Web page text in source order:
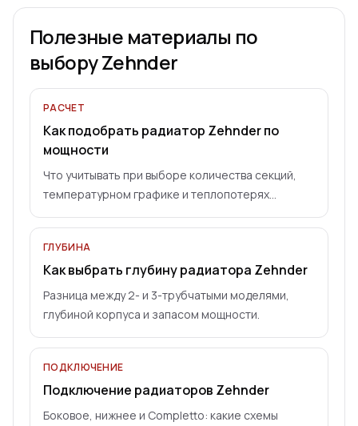
Полезные материалы по
выбору Zehnder
РАСЧЕТ
Как подобрать радиатор Zehnder по
мощности
Что учитывать при выборе количества секций,
температурном графике и теплопотерях
помещения.
ГЛУБИНА
Как выбрать глубину радиатора Zehnder
Разница между 2- и 3-трубчатыми моделями,
глубиной корпуса и запасом мощности.
ПОДКЛЮЧЕНИЕ
Подключение радиаторов Zehnder
Боковое, нижнее и Completto: какие схемы